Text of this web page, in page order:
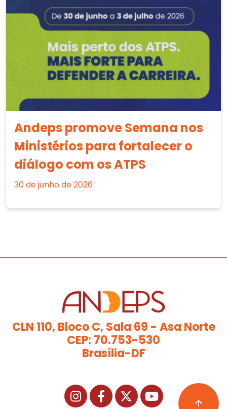
Andeps promove Semana nos
Ministérios para fortalecer o
diálogo com os ATPS
30 de junho de 2026
CLN 110, Bloco C, Sala 69 - Asa Norte
CEP: 70.753-530
Brasília-DF